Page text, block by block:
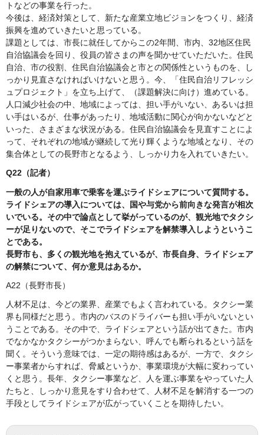
トなどの事業を行った。
今後は、経済対策として、新たな産業立地ビジョンをつくり、経済
振興を進めていきたいと思っている。
課題としては、市長に就任してからこの2年間、市内、32地区住民
自治協議会を回り、役員の皆さまの声を聞かせていただいた。住民
自治、市の役割、住民自治協議会と市との関係性というものを、し
っかり見直さなければいけないと思う。今、「住民自治リフレッシ
ュプロジェクト」を立ち上げて、（課題解決に向け）進めている。
人口減少社会の中、地域によっては、担い手がいない、あるいは担
い手はいるが、仕事があったり、地域活動に関心が向かないなどと
いった、さまざまな状況がある。住民自治協議会を見直すことによ
って、それぞれの地域が継続して光り輝くような地域となり、その
集合体としての長野市となるよう、しっかり力を入れていきたい。
Q22（記者）
一般の人が自家用車で乗客を運ぶライドシェアについて質問する。
ライドシェアの導入については、国や与党から前向きな発言が相次
いでいる。その中で論点として挙がっているのが、観光地でタクシ
ーが足りないので、そこでライドシェアを解禁導入しようというこ
とである。
長野市も、多くの観光地を抱えているが、市長自身、ライドシェア
の解禁について、何か意見はあるか。
A22（長野市長）
人材不足は、今どの業界、産業でもよく言われている。タクシー業
界も同様だと思う。市内のバスのドライバーも担い手がいないとい
うことである。その中で、ライドシェアという話が出てきた。市内
でなかなかタクシーがつかまらない、呼んでも断られるという話を
聞く。そういう意味では、一定の期待感はあるが、一方で、タクシ
ー事業者からすれば、脅威というか、事業環境が大幅に変わってい
くと思う。長年、タクシー事業など、人を運ぶ事業をやっていた人
たちと、しっかり意見をすり合わせて、人材不足を解消する一つの
手段としてライドシェアが広がっていくことを期待したい。